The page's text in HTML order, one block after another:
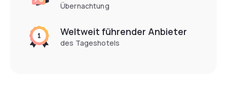
Übernachtung
Weltweit führender Anbieter
des Tageshotels